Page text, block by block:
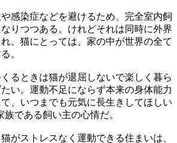
感染症などを避けるため、完全室内飼
りつつある。けれどそれは同時に外界
、猫にとっては、家の中が世界の全て
。
るときは猫が退屈しないで楽しく暮ら
い。運動不足にならず本来の身体能力
、いつまでも元気に長生きしてほしい
である飼い主の心情だ。
がストレスなく運動できる住まいは、